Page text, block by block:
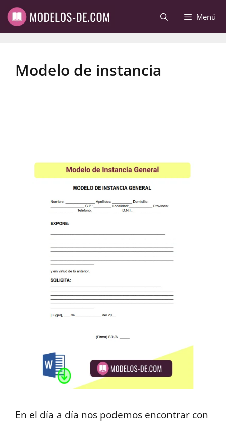
Saltar
al
contenido
Menú
Modelo de instancia
En el día a día nos podemos encontrar con